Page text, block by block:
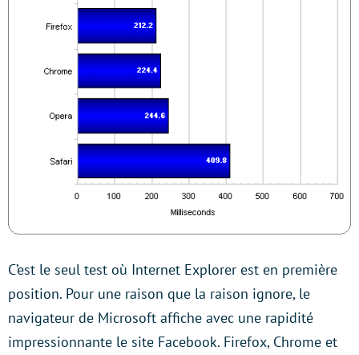
C’est le seul test où Internet Explorer est en première
position. Pour une raison que la raison ignore, le
navigateur de Microsoft affiche avec une rapidité
impressionnante le site Facebook. Firefox, Chrome et